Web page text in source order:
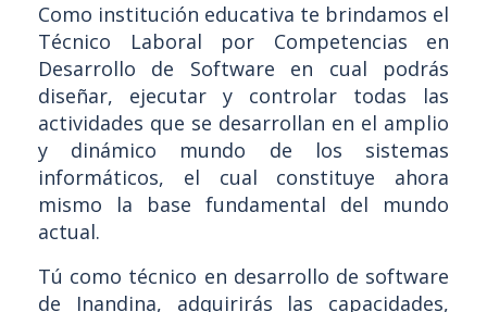
Como institución educativa te brindamos el
Técnico Laboral por Competencias en
Desarrollo de Software en cual podrás
diseñar, ejecutar y controlar todas las
actividades que se desarrollan en el amplio
y dinámico mundo de los sistemas
informáticos, el cual constituye ahora
mismo la base fundamental del mundo
actual.
Tú como técnico en desarrollo de software
de Inandina, adquirirás las capacidades,